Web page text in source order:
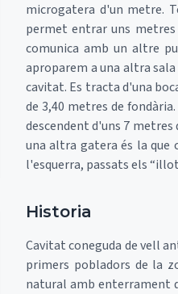
microgatera d'un metre.
permet entrar uns
comunica amb un altre
aproparem a una altra
cavitat. Es tracta d'una
de 3,40 metres de
descendent d'uns 7
una altra gatera és la
l'esquerra, passats els
Historia
Cavitat coneguda de vell
primers pobladors de la
natural amb enterrament